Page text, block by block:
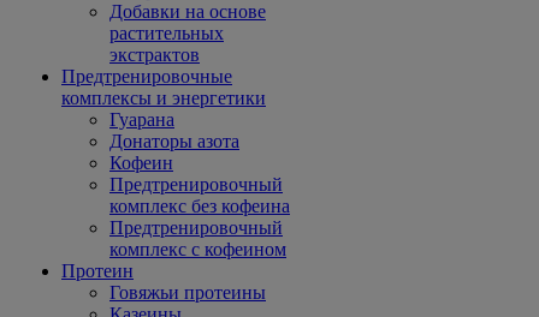
Добавки на основе
растительных
экстрактов
Предтренировочные
комплексы и энергетики
Гуарана
Донаторы азота
Кофеин
Предтренировочный
комплекс без кофеина
Предтренировочный
комплекс с кофеином
Протеин
Говяжьи протеины